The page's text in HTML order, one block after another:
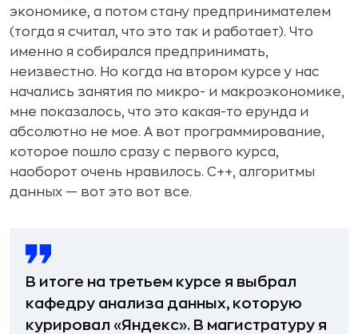
экономике, а потом стану предпринимателем
(тогда я считал, что это так и работает). Что
именно я собирался предпринимать,
неизвестно. Но когда на втором курсе у нас
начались занятия по микро- и макроэкономике,
мне показалось, что это какая-то ерунда и
абсолютно не мое. А вот программирование,
которое пошло сразу с первого курса,
наоборот очень нравилось. С++, алгоритмы
данных — вот это вот все.
В итоге на третьем курсе я выбрал
кафедру анализа данных, которую
курировал «Яндекс». В магистратуру я